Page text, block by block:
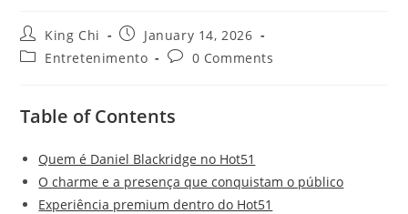
King Chi
January 14, 2026
Entretenimento
0 Comments
Table of Contents
Quem é Daniel Blackridge no Hot51
O charme e a presença que conquistam o público
Experiência premium dentro do Hot51